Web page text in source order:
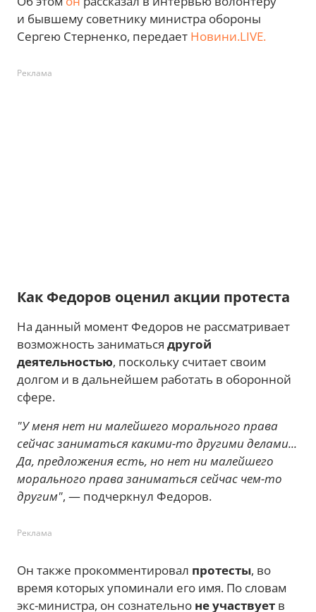
и бывшему советнику министра обороны
Сергею Стерненко, передает Новини.LIVE.
Реклама
Как Федоров оценил акции протеста
На данный момент Федоров не рассматривает
возможность заниматься другой
деятельностью, поскольку считает своим
долгом и в дальнейшем работать в оборонной
сфере.
"У меня нет ни малейшего морального права
сейчас заниматься какими-то другими делами...
Да, предложения есть, но нет ни малейшего
морального права заниматься сейчас чем-то
другим", — подчеркнул Федоров.
Реклама
Он также прокомментировал протесты, во
время которых упоминали его имя. По словам
экс-министра, он сознательно не участвует в